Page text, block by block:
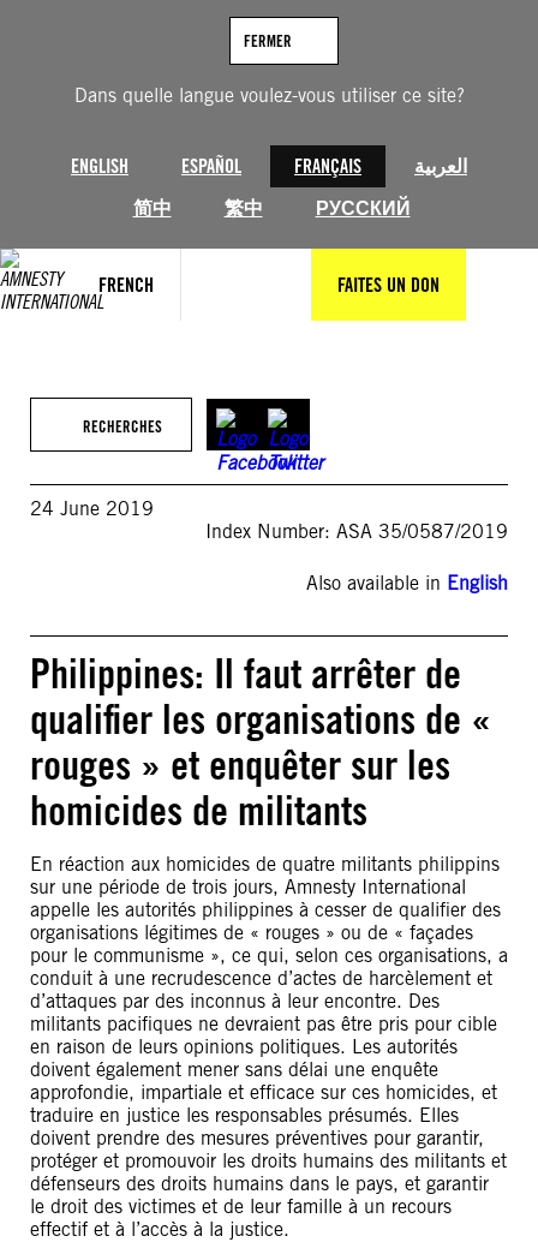
Dans quelle langue voulez-vous utiliser ce site?
ENGLISH ESPAÑOL FRANÇAIS
العربية
简中
繁中 РУССКИЙ
FERMER
FRENCH FAITES UN DON
RECHERCHES
24 June 2019
Index Number: ASA 35/0587/2019
Also available in English
Philippines: Il faut arrêter de
qualifier les organisations de «
rouges » et enquêter sur les
homicides de militants
En réaction aux homicides de quatre militants philippins
sur une période de trois jours, Amnesty International
appelle les autorités philippines à cesser de qualifier des
organisations légitimes de « rouges » ou de « façades
pour le communisme », ce qui, selon ces organisations, a
conduit à une recrudescence d’actes de harcèlement et
d’attaques par des inconnus à leur encontre. Des
militants pacifiques ne devraient pas être pris pour cible
en raison de leurs opinions politiques. Les autorités
doivent également mener sans délai une enquête
approfondie, impartiale et efficace sur ces homicides, et
traduire en justice les responsables présumés. Elles
doivent prendre des mesures préventives pour garantir,
protéger et promouvoir les droits humains des militants et
défenseurs des droits humains dans le pays, et garantir
le droit des victimes et de leur famille à un recours
effectif et à l’accès à la justice.